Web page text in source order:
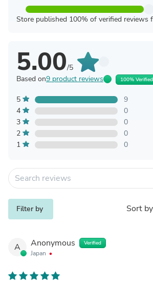
Store published 100% of verified reviews
5.00/5
Based on9 product reviews 100% Verified
5
9
4
0
3
0
2
0
1
0
Filter by Sort by
A Anonymous Verified
Japan